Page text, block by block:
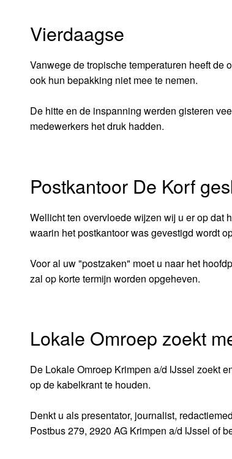
Vierdaagse
Vanwege de tropische temperaturen heeft de
ook hun bepakking niet mee te nemen.
De hitte en de inspanning werden gisteren
medewerkers het druk hadden.
Postkantoor De Korf
Wellicht ten overvloede wijzen wij u er op dat
waarin het postkantoor was gevestigd wordt
Voor al uw "postzaken" moet u naar het
zal op korte termijn worden opgeheven.
Lokale Omroep zoekt
De Lokale Omroep Krimpen a/d IJssel zoekt
op de kabelkrant te houden.
Denkt u als presentator, journalist,
Postbus 279, 2920 AG Krimpen a/d IJssel of